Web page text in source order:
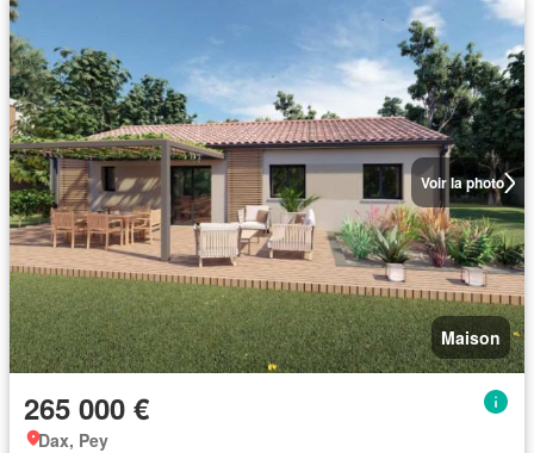
Voir la photo
Maison
265 000 €
Dax, Pey